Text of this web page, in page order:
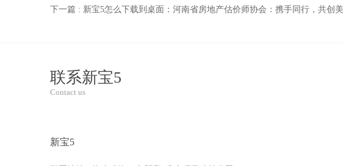
下一篇 : 新宝5怎么下载到桌面：河南省房地产估价师协会：携手同行，共创
联系新宝5
Contact us
新宝5